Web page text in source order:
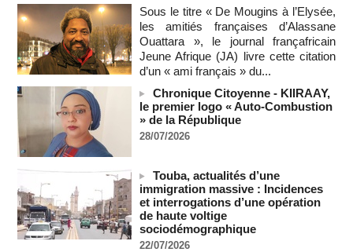
l’approche des élections
06/08/2026 -
Taïwan bloque un pont stratégique lors de la simulation d'une
invasion par la Chine
Les Bourses mondiales suspendues au Moyen-Orient,
records en Europe
06/08/2026 -
Soudan du Sud : Les avocats de Riek Machar sollicitent un
accès à leur client avant la prochaine audience
06/08/2026
France-Algérie: l'affaire Mehdi Laribi relance la coopération
policière contre le narcotrafic
06/08/2026 -
Sous le titre « De Mougins à l’Elysée,
les amitiés françaises d’Alassane
Ouattara », le journal françafricain
Jeune Afrique (JA) livre cette citation
d’un « ami français » du...
Chronique Citoyenne - KIIRAAY,
le premier logo « Auto-Combustion
» de la République
28/07/2026
Touba, actualités d’une
immigration massive : Incidences
et interrogations d’une opération
de haute voltige
sociodémographique
22/07/2026